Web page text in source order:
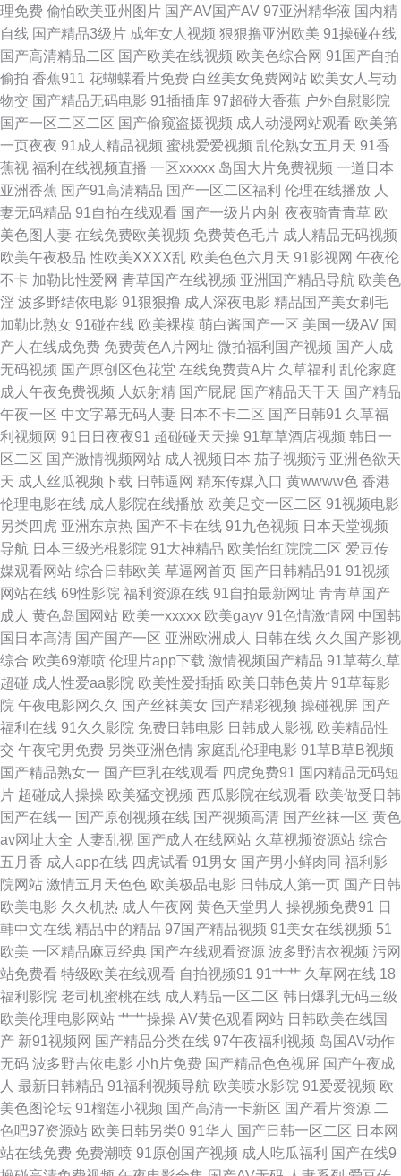
说丁香五月花 亚洲综合下一篇28p 久艹免费 亚洲日逼网站 91看片\淫黄大片
91中文永久 无码人妻影音先锋 俺去也最新 91VA内射视频 东方影库av免费
看 日韩无码红杏视频 91视频网址大全 久久嫩草精品在线 一区二区成人日本
欧美 日韩导航 91嫩国产线观 巨乳黑丝后入 91npron网站 成人AV首付 香蕉
网址 99热色视 男女喷水网站 91探花导航 美女操鸡 91免费起飞18 九色反差
91 亚洲色精品一区 蜜桃福利网 91福利主播 人人干人 久久香蕉影院 91视频
在线网址 阿V在线 91社在线观看视频 国产资源自拍 97总资源 亚洲天堂成人
网 激情激动网 美日综合网 色老大成人综合站 亚洲福利电影 91康先生作品在
线 91亚洲情侣偷拍久久 国产自慰网站在线观看 青青草原电影院 午夜少妇 91
韩国成人TV 91在线艹精品 成人午夜福利视频 国产视频熟99 久草最新网址
婷婷日韩成人一区 高清无码动漫18 蜜臀91网站 伊人宗网 日韩AV无码自拍
影音先锋爱情电影网 91视频免费在线播放 av夜福利 国产一区二区三四区 老
湿机黄色 欧美专区第六页 天天激情导航 在线观看片a不卡 91探花在线播放
肏屄蝌蚪制片厂 国产永久91福利 欧美一页久久 无码直播 影音先锋人妻资源
91蝌蚪九色porn 91性情网 国产日韩成人在线 美女操逼网站国产 日韩色综合
五月天综合福利网婷婷 91刘玥在线观看 av黑丝后入在线 国产国际精品成人
久久午夜剧场 日韩新网片 69av福利在线导航 91探花在线直播 www精品无
码 后入网站 男人天堂人妻 熟女少妇乱一区二区 伊人五月大香蕉 91视频逼网
站 不卡的av网站在线 国产视频二区 久久草视频 欧美一区操逼 熟女wwwcn
www中日韩欧美 国产黄精品合集视频 久久爱夜夜草骚逼 日日艹艹 亚洲私人
网熟女91 91超碰在线 91社区福利 www91蝌蚪自拍 久久青青草大香蕉 日韩
亚洲图色在线 亚洲w欧美ssss 91v美日韩 91最新在线精品视频 国产精品1 老
湿成人片 日韩成人在线入口 91高跟丝袜在线观看 色鬼综合国产 久操视频在
线 色婷婷日韩高清 91视频在线观看 国产精品5页 91美网站 91cn熟女 婷婷
五月天色图图片 第一福利成人AV导航 玖玖伊人热 日韩成人久草青青 在线观
看美女视频91 AV婷婷网 精品久久aⅴ九九久久 色性网站 91白丝在线播放 91
理免费 偷怕欧美亚州图片 国产AV国产AV 97亚洲精华液 国内精
自线 国产精品3级片 成年女人视频 狠狠撸亚洲欧美 91操碰在线
国产高清精品二区 国产欧美在线视频 欧美色综合网 91国产自拍
偷拍 香蕉911 花蝴蝶看片免费 白丝美女免费网站 欧美女人与动
物交 国产精品无码电影 91插插库 97超碰大香蕉 户外自慰影院
国产一区二区二区 国产偷窥盗摄视频 成人动漫网站观看 欧美第
一页夜夜 91成人精品视频 蜜桃爱爱视频 乱伦熟女五月天 91香
蕉视 福利在线视频直播 一区xxxxx 岛国大片免费视频 一道日本
亚洲香蕉 国产91高清精品 国产一区二区福利 伦理在线播放 人
妻无码精品 91自拍在线观看 国产一级片内射 夜夜骑青青草 欧
美色图人妻 在线免费欧美视频 免费黄色毛片 成人精品无码视频
欧美午夜极品 性欧美ⅩⅩⅩⅩ乱 欧美色色六月天 91影视网 午夜伦
不卡 加勒比性爱网 青草国产在线视频 亚洲国产精品导航 欧美色
淫 波多野结依电影 91狠狠撸 成人深夜电影 精品国产美女剃毛
加勒比熟女 91碰在线 欧美裸模 萌白酱国产一区 美国一级AV 国
产人在线成免费 免费黄色A片网址 微拍福利国产视频 国产人成
无码视频 国产原创区色花堂 在线免费黄A片 久草福利 乱伦家庭
成人午夜免费视频 人妖射精 国产屁屁 国产精品天干天 国产精品
午夜一区 中文字幕无码人妻 日本不卡二区 国产日韩91 久草福
利视频网 91日日夜夜91 超碰碰天天操 91草草酒店视频 韩日一
区二区 国产激情视频网站 成人视频日本 茄子视频污 亚洲色欲天
天 成人丝瓜视频下载 日韩逼网 精东传媒入口 黄wwww色 香港
伦理电影在线 成人影院在线播放 欧美足交一区二区 91视频电影
另类四虎 亚洲东京热 国产不卡在线 91九色视频 日本天堂视频
导航 日本三级光棍影院 91大神精品 欧美怡红院院二区 爱豆传
媒观看网站 综合日韩欧美 草逼网首页 国产日韩精品91 91视频
网站在线 69性影院 福利资源在线 91自拍最新网址 青青草国产
成人 黄色岛国网站 欧美一xxxxx 欧美gayv 91色情激情网 中国韩
国日本高清 国产国产一区 亚洲欧洲成人 日韩在线 久久国产影视
综合 欧美69潮喷 伦理片app下载 激情视频国产精品 91草莓久草
超碰 成人性爱aa影院 欧美性爱插插 欧美日韩色黄片 91草莓影
院 午夜电影网久久 国产丝袜美女 国产精彩视频 操碰视屏 国产
福利在线 91久久影院 免费日韩电影 日韩成人影视 欧美精品性
交 午夜宅男免费 另类亚洲色情 家庭乱伦理电影 91草B草B视频
国产精品熟女一 国产巨乳在线观看 四虎免费91 国内精品无码短
片 超碰成人操操 欧美猛交视频 西瓜影院在线观看 欧美做受日韩
国产在线一 国产原创视频在线 国产视频高清 国产丝袜一区 黄色
av网址大全 人妻乱视 国产成人在线网站 久草视频资源站 综合
五月香 成人app在线 四虎试看 91男女 国产男小鲜肉同 福利影
院网站 激情五月天色色 欧美极品电影 日韩成人第一页 国产日韩
欧美电影 久久机热 成人午夜网 黄色天堂男人 操视频免费91 日
韩中文在线 精品中的精品 97国产精品视频 91美女在线视频 51
欧美 一区精品麻豆经典 国产在线观看资源 波多野洁衣视频 污网
站免费看 特级欧美在线观看 自拍视频91 91艹艹 久草网在线 18
福利影院 老司机蜜桃在线 成人精品一区二区 韩日爆乳无码三级
欧美伦理电影网站 艹艹操操 AV黄色观看网站 日韩欧美在线国
产 新91视频网 国产精品分类在线 97午夜福利视频 岛国AV动作
无码 波多野吉依电影 小h片免费 国产精品色色视屏 国产午夜成
人 最新日韩精品 91福利视频导航 欧美喷水影院 91爱爱视频 欧
美色图论坛 91榴莲小视频 国产高清一卡新区 国产看片资源 二
色吧97资源站 欧美日韩另类0 91华人 国产日韩一区二区 日本网
站在线免费 免费潮喷 91原创国产视频 成人吃瓜福利 国产在线9